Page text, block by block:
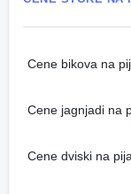
Cene bikova na
Cene jagnjadi na
Cene dviski na